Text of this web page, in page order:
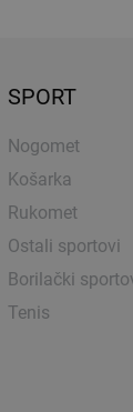
SPORT
Nogomet
Košarka
Rukomet
Ostali sportovi
Borilački
Tenis